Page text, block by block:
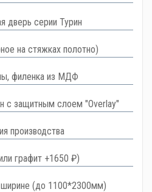
дверь серии Турин
на стяжках полотно)
филенка из МДФ
с защитным слоем "Overlay"
производства
графит +1650 ₽)
ширине (до 1100*2300мм)